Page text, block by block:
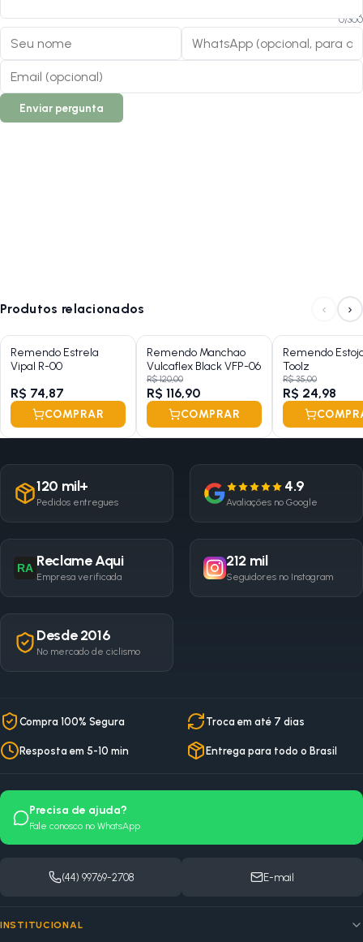
0/300
Enviar pergunta
Produtos relacionados ‹ ›
Remendo Estrela
Vipal R-00
R$ 74,87
COMPRAR
Remendo Manchao
Vulcaflex Black VFP-06
R$ 120,00
R$ 116,90
COMPRAR
Remendo
Toolz
R$ 35,00
R$ 24,98
120 mil+
Pedidos entregues
4.9
Avaliações no Google
RA Reclame Aqui
Empresa verificada
212 mil
Seguidores no Instagram
Desde 2016
No mercado de ciclismo
Compra 100% Segura Troca em até 7 dias
Resposta em 5-10 min Entrega para todo o Brasil
Precisa de ajuda?
Fale conosco no WhatsApp
(44) 99769-2708 E-mail
INSTITUCIONAL